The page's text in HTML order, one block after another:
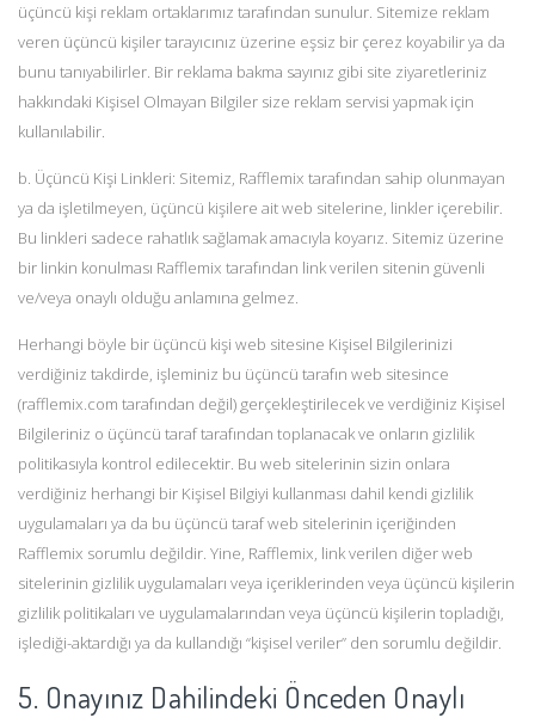
üçüncü kişi reklam ortaklarımız tarafından sunulur. Sitemize reklam
veren üçüncü kişiler tarayıcınız üzerine eşsiz bir çerez koyabilir ya da
bunu tanıyabilirler. Bir reklama bakma sayınız gibi site ziyaretleriniz
hakkındaki Kişisel Olmayan Bilgiler size reklam servisi yapmak için
kullanılabilir.
b. Üçüncü Kişi Linkleri: Sitemiz, Rafflemix tarafından sahip olunmayan
ya da işletilmeyen, üçüncü kişilere ait web sitelerine, linkler içerebilir.
Bu linkleri sadece rahatlık sağlamak amacıyla koyarız. Sitemiz üzerine
bir linkin konulması Rafflemix tarafından link verilen sitenin güvenli
ve/veya onaylı olduğu anlamına gelmez.
Herhangi böyle bir üçüncü kişi web sitesine Kişisel Bilgilerinizi
verdiğiniz takdirde, işleminiz bu üçüncü tarafın web sitesince
(rafflemix.com tarafından değil) gerçekleştirilecek ve verdiğiniz Kişisel
Bilgileriniz o üçüncü taraf tarafından toplanacak ve onların gizlilik
politikasıyla kontrol edilecektir. Bu web sitelerinin sizin onlara
verdiğiniz herhangi bir Kişisel Bilgiyi kullanması dahil kendi gizlilik
uygulamaları ya da bu üçüncü taraf web sitelerinin içeriğinden
Rafflemix sorumlu değildir. Yine, Rafflemix, link verilen diğer web
sitelerinin gizlilik uygulamaları veya içeriklerinden veya üçüncü kişilerin
gizlilik politikaları ve uygulamalarından veya üçüncü kişilerin topladığı,
işlediği-aktardığı ya da kullandığı “kişisel veriler” den sorumlu değildir.
5. Onayınız Dahilindeki Önceden Onaylı